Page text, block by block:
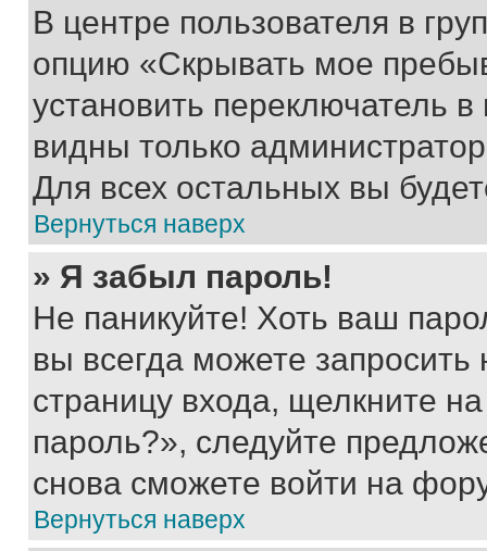
В центре пользователя в
опцию «Скрывать мое
установить переключатель
видны только
Для всех остальных вы
Вернуться наверх
» Я забыл пароль!
Не паникуйте! Хоть ваш
вы всегда можете
страницу входа, щелкните
пароль?», следуйте
снова сможете войти на
Вернуться наверх